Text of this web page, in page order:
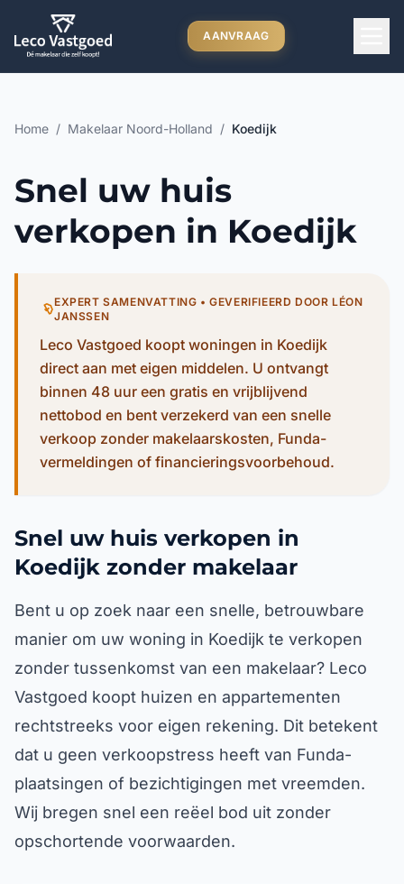
Ga direct naar inhoud
AANVRAAG
Home / Makelaar Noord-Holland / Koedijk
Snel uw huis
verkopen in Koedijk
EXPERT SAMENVATTING • GEVERIFIEERD DOOR LÉON
JANSSEN
Leco Vastgoed koopt woningen in Koedijk
direct aan met eigen middelen. U ontvangt
binnen 48 uur een gratis en vrijblijvend
nettobod en bent verzekerd van een snelle
verkoop zonder makelaarskosten, Funda-
vermeldingen of financieringsvoorbehoud.
Snel uw huis verkopen in
Koedijk zonder makelaar
Bent u op zoek naar een snelle, betrouwbare
manier om uw woning in Koedijk te verkopen
zonder tussenkomst van een makelaar? Leco
Vastgoed koopt huizen en appartementen
rechtstreeks voor eigen rekening. Dit betekent
dat u geen verkoopstress heeft van Funda-
plaatsingen of bezichtigingen met vreemden.
Wij bregen snel een reëel bod uit zonder
opschortende voorwaarden.